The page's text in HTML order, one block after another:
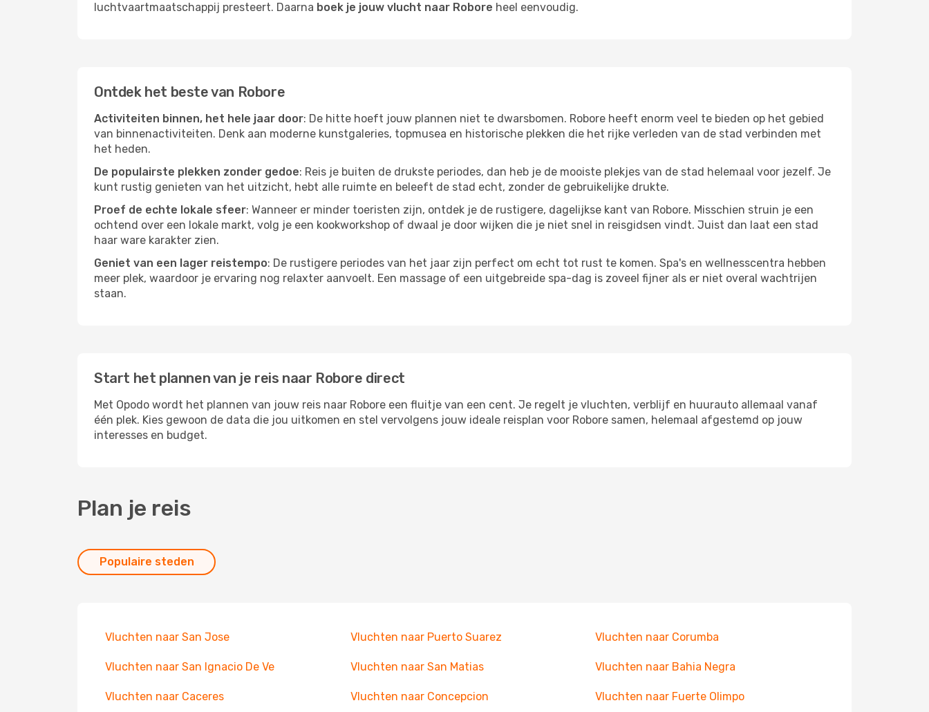
luchtvaartmaatschappij presteert. Daarna boek je jouw vlucht naar Robore heel eenvoudig.
Ontdek het beste van Robore
Activiteiten binnen, het hele jaar door: De hitte hoeft jouw plannen niet te dwarsbomen. Robore heeft enorm veel te bieden op het gebied
van binnenactiviteiten. Denk aan moderne kunstgaleries, topmusea en historische plekken die het rijke verleden van de stad verbinden met
het heden.
De populairste plekken zonder gedoe: Reis je buiten de drukste periodes, dan heb je de mooiste plekjes van de stad helemaal voor jezelf. Je
kunt rustig genieten van het uitzicht, hebt alle ruimte en beleeft de stad echt, zonder de gebruikelijke drukte.
Proef de echte lokale sfeer: Wanneer er minder toeristen zijn, ontdek je de rustigere, dagelijkse kant van Robore. Misschien struin je een
ochtend over een lokale markt, volg je een kookworkshop of dwaal je door wijken die je niet snel in reisgidsen vindt. Juist dan laat een stad
haar ware karakter zien.
Geniet van een lager reistempo: De rustigere periodes van het jaar zijn perfect om echt tot rust te komen. Spa's en wellnesscentra hebben
meer plek, waardoor je ervaring nog relaxter aanvoelt. Een massage of een uitgebreide spa-dag is zoveel fijner als er niet overal wachtrijen
staan.
Start het plannen van je reis naar Robore direct
Met Opodo wordt het plannen van jouw reis naar Robore een fluitje van een cent. Je regelt je vluchten, verblijf en huurauto allemaal vanaf
één plek. Kies gewoon de data die jou uitkomen en stel vervolgens jouw ideale reisplan voor Robore samen, helemaal afgestemd op jouw
interesses en budget.
Plan je reis
Populaire steden
Vluchten naar San Jose Vluchten naar Puerto Suarez Vluchten naar Corumba
Vluchten naar San Ignacio De Ve Vluchten naar San Matias Vluchten naar Bahia Negra
Vluchten naar Caceres Vluchten naar Concepcion Vluchten naar Fuerte Olimpo